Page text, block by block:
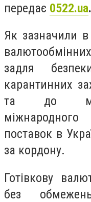
передає 0522.ua.
Як зазначили в
задля
карантинних
та до
поставок в
за кордону.
Готівкову
без